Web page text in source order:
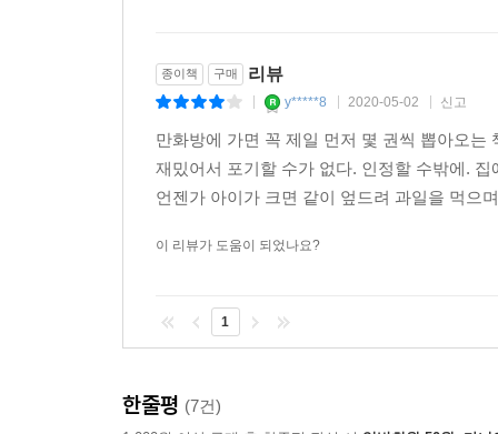
종이책 구매 리뷰
y*****8 2020-05-02 신고
만화방에 가면 꼭 제일 먼저 몇 권씩 뽑아오
재밌어서 포기할 수가 없다. 인정할 수밖에.
언젠가 아이가 크면 같이 엎드려 과일을 먹으
이 리뷰가 도움이 되었나요?
1
한줄평 (7건)